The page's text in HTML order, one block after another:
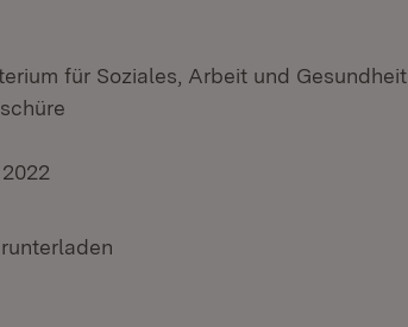
für Soziales, Arbeit und Gesundheit